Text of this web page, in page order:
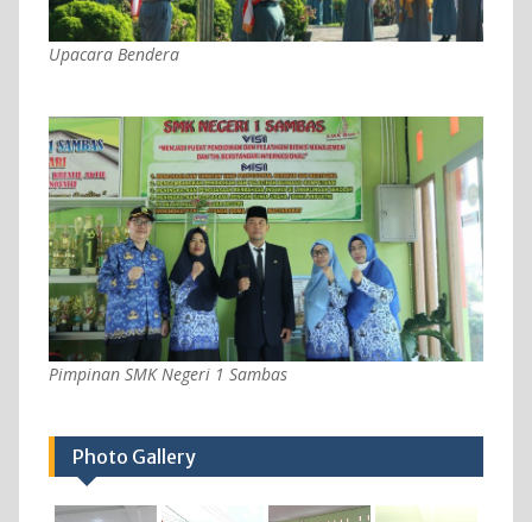
Upacara Bendera
Pimpinan SMK Negeri 1 Sambas
Photo Gallery